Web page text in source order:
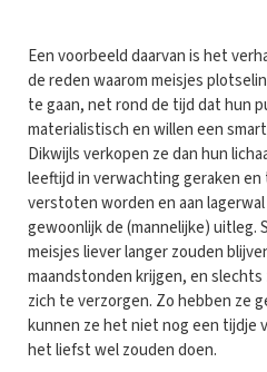
Een voorbeeld daarvan is het
de reden waarom meisjes
te gaan, net rond de tijd dat hun
materialistisch en willen een
Dikwijls verkopen ze dan hun
leeftijd in verwachting geraken
verstoten worden en aan lagerwal
gewoonlijk de (mannelijke)
meisjes liever langer zouden
maandstonden krijgen, en
zich te verzorgen. Zo hebben ze
kunnen ze het niet nog een tijdje
het liefst wel zouden doen.